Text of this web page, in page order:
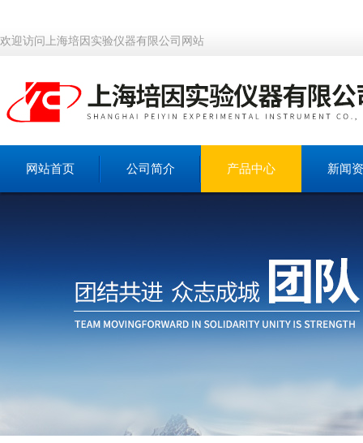
欢迎访问上海培因实验仪器有限公司网站
网站首页 公司简介 产品中心 新闻